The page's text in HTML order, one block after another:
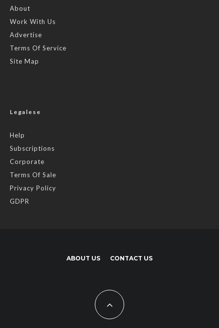
About
Work With Us
Advertise
Terms Of Service
Site Map
Legalese
Help
Subscriptions
Corporate
Terms Of Sale
Privacy Policy
GDPR
ABOUT US CONTACT US